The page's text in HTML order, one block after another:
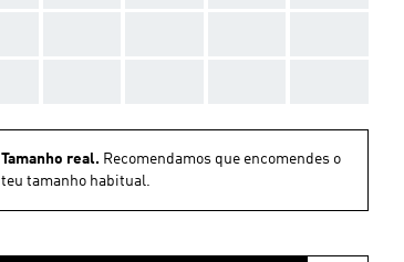
Tamanho real. Recomendamos que encomendes o
teu tamanho habitual.